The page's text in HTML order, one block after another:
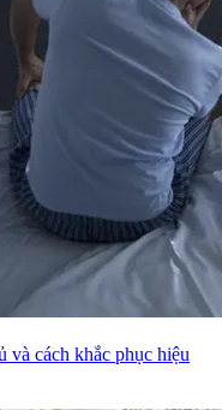
và cách khắc phục hiệu